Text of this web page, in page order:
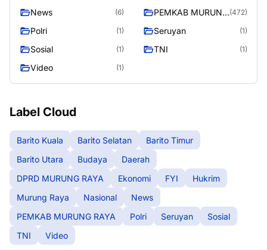
News (6)
PEMKAB MURUNG (472)
Polri (1) Seruyan (1)
Sosial (1) TNI (1)
Video (1)
Label Cloud
Barito Kuala Barito Selatan
Barito Timur
Barito Utara
Budaya
Daerah
DPRD MURUNG RAYA
Ekonomi FYI
Hukrim
Murung Raya
Nasional
News
PEMKAB MURUNG RAYA
Polri Seruyan
Sosial
TNI
Video